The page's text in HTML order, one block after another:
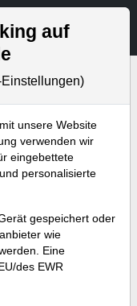
und Artikelsuche
auf
unsere Website
verwenden wir
eingebettete
personalisierte
gespeichert oder
wie
Eine
des EWR